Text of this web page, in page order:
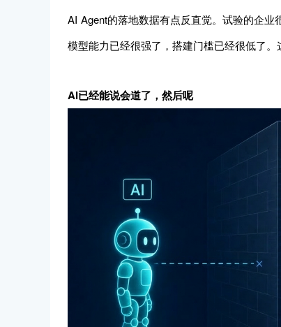
AI Agent的落地数据有点反直觉。试验的企业
模型能力已经很强了，搭建门槛已经很低了。
AI已经能说会道了，然后呢